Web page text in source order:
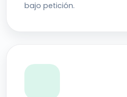
bajo petición.